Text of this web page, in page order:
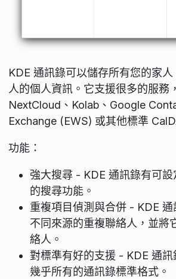
KDE 通訊錄可以儲存所有您的家
人的個人資訊。它支援很多的服務
NextCloud、Kolab、Google
Exchange (EWS) 或其他標準
功能：
強大搜尋 - KDE 通訊錄有可
的搜尋功能。
重複項目偵測與合併 - KDE
不同來源的重複聯絡人，並將
絡人。
對標準有好的支援 - KDE 通
幾乎所有的通訊錄標準格式。